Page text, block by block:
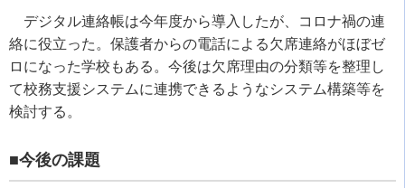
デジタル連絡帳は今年度から導入したが、コロナ禍の連
絡に役立った。保護者からの電話による欠席連絡がほぼゼ
ロになった学校もある。今後は欠席理由の分類等を整理し
て校務支援システムに連携できるようなシステム構築等を
検討する。
■今後の課題